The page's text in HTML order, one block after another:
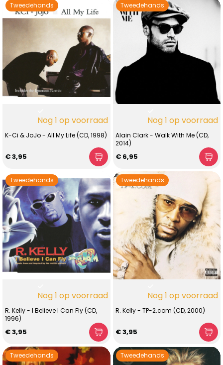
Tweedehands
Nog 1 op voorraad
K-Ci & JoJo - All My Life (CD, 1998)
€ 3,95
Tweedehands
Nog 1 op voorraad
Alain Clark - Walk With Me (CD,
2014)
€ 6,95
Tweedehands
Nog 1 op voorraad
R. Kelly - I Believe I Can Fly (CD,
1996)
€ 3,95
Tweedehands
Nog 1 op voorraad
R. Kelly - TP-2.com (CD, 2000)
€ 3,95
Tweedehands Tweedehands